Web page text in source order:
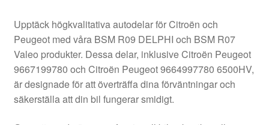
Kolla upp
Kontakt
Upptäck högkvalitativa autodelar för Citroën och
Peugeot med våra BSM R09 DELPHI och BSM R07
Valeo produkter. Dessa delar, inklusive Citroën Peugeot
9667199780 och Citroën Peugeot 9664997780 6500HV,
är designade för att överträffa dina förväntningar och
säkerställa att din bil fungerar smidigt.